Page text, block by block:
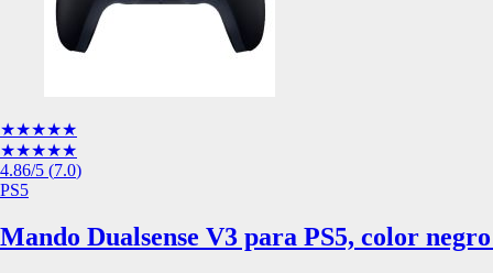
★★★★★
★★★★★
4.86/5 (7.0)
PS5
Mando Dualsense V3 para PS5, colorpor terceras partes